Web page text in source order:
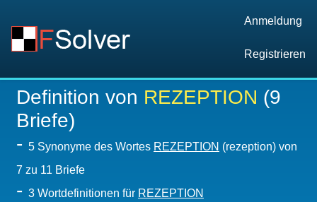
Anmeldung
Registrieren
Definition von REZEPTION (9
Briefe)
- 5 Synonyme des Wortes REZEPTION (rezeption) von
7 zu 11 Briefe
- 3 Wortdefinitionen für REZEPTION